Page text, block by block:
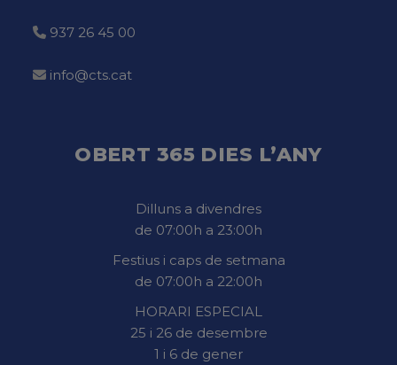
937 26 45 00
info@cts.cat
OBERT 365 DIES L’ANY
Dilluns a divendres
de 07:00h a 23:00h
Festius i caps de setmana
de 07:00h a 22:00h
HORARI ESPECIAL
25 i 26 de desembre
1 i 6 de gener